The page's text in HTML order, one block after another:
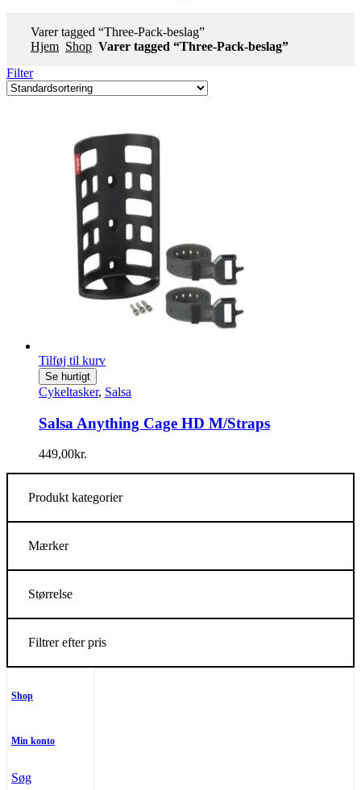
Varer tagged “Three-Pack-beslag”
Hjem Shop Varer tagged “Three-Pack-beslag”
Filter
Tilføj til kurv
Se hurtigt
Cykeltasker, Salsa
Salsa Anything Cage HD M/Straps
449,00kr.
Produkt kategorier
Mærker
Størrelse
Filtrer efter pris
Shop
Min konto
Søg